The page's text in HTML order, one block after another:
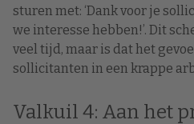
sturen met: ‘Dank voor je
we interesse hebben!’. Dit
veel tijd, maar is dat het
sollicitanten in een krappe
Valkuil 4: Aan het